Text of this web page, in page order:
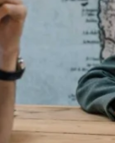
voelt het elke
voor mij echt een plek
straat, de buren die
is zo’n buurt waar je je